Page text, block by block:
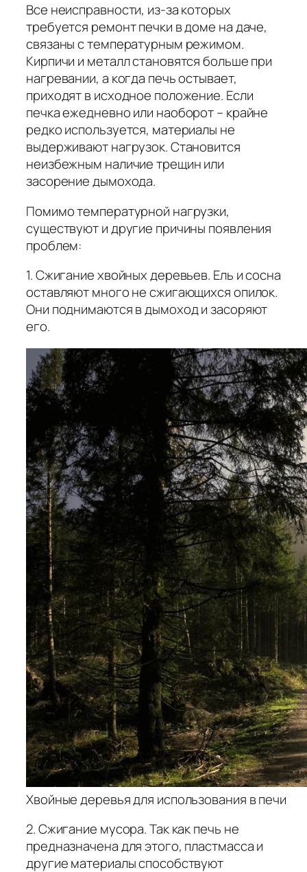
Все неисправности, из-за которых
требуется ремонт печки в доме на даче,
связаны с температурным режимом.
Кирпичи и металл становятся больше при
нагревании, а когда печь остывает,
приходят в исходное положение. Если
печка ежедневно или наоборот – крайне
редко используется, материалы не
выдерживают нагрузок. Становится
неизбежным наличие трещин или
засорение дымохода.
Помимо температурной нагрузки,
существуют и другие причины появления
проблем:
1. Сжигание хвойных деревьев. Ель и сосна
оставляют много не сжигающихся опилок.
Они поднимаются в дымоход и засоряют
его.
Хвойные деревья для использования в печи
2. Сжигание мусора. Так как печь не
предназначена для этого, пластмасса и
другие материалы способствуют